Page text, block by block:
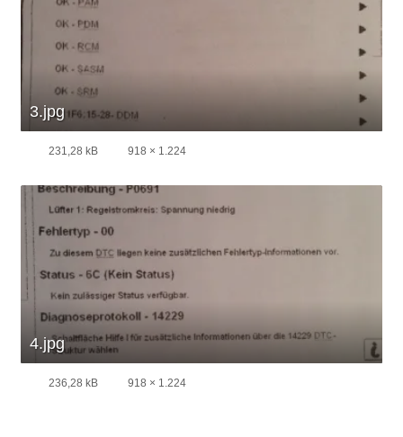
3.jpg
231,28 kB 918 × 1.224
4.jpg
236,28 kB 918 × 1.224